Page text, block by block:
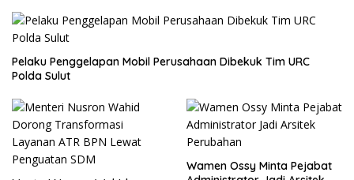
​Pelaku Penggelapan Mobil Perusahaan Dibekuk Tim URC
Polda Sulut
Wamen Ossy Minta Pejabat